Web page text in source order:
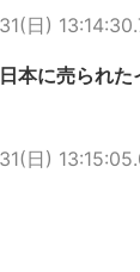
日)
本に売られた
日)